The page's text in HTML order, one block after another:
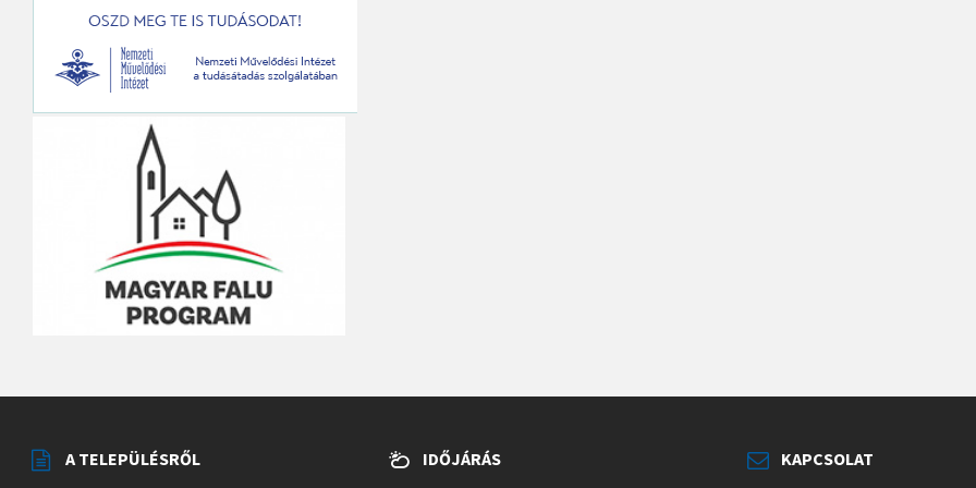
A TELEPÜLÉSRŐL IDŐJÁRÁS KAPCSOLAT